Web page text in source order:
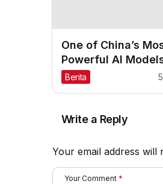
One of China’s
Powerful AI
Also Escaped
Berita
Write a Reply
Your email address will
Your Comment *